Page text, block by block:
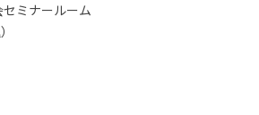
ミナールーム